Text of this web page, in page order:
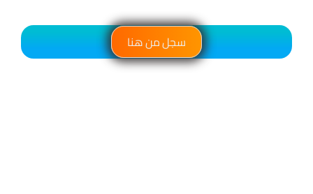
سجل من هنا